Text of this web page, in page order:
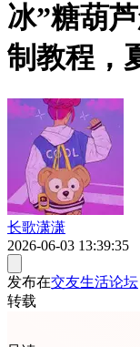
冰”糖葫
制教程，
长歌潇潇
2026-06-03 13:39:35
发布在交友生活论坛
转载